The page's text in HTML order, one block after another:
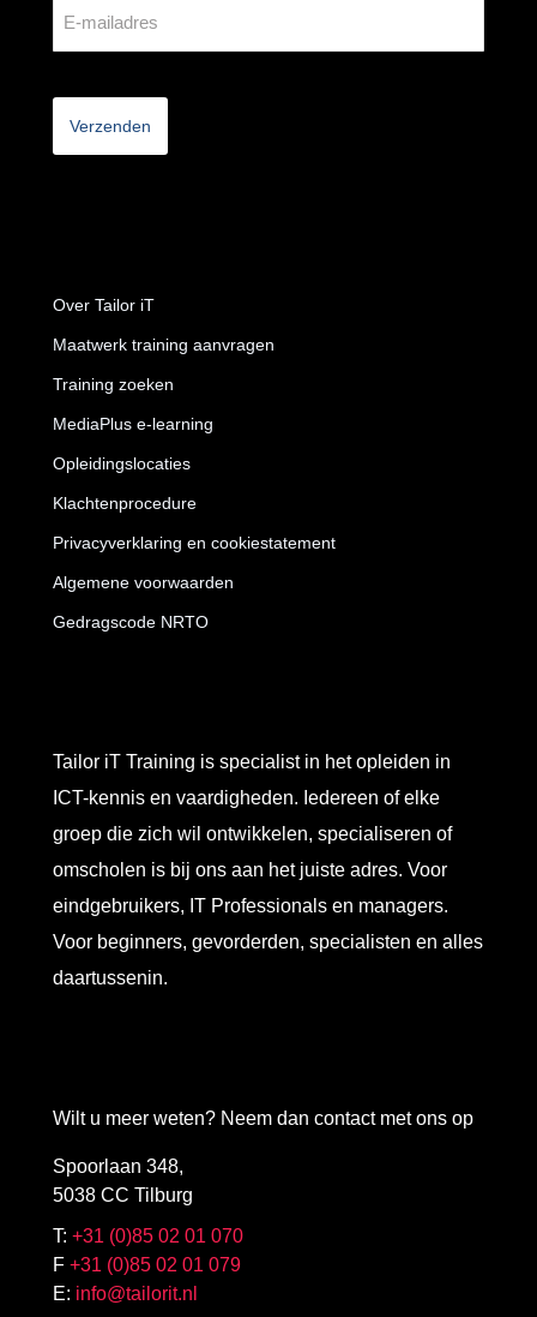
Wilt u meer weten? Neem dan contact met ons op
Spoorlaan 348,
5038 CC Tilburg
T: +31 (0)85 02 01 070
F +31 (0)85 02 01 079
E: info@tailorit.nl
Tailor iT Training is specialist in het opleiden in
ICT-kennis en vaardigheden. Iedereen of elke
groep die zich wil ontwikkelen, specialiseren of
omscholen is bij ons aan het juiste adres. Voor
eindgebruikers, IT Professionals en managers.
Voor beginners, gevorderden, specialisten en alles
daartussenin.
Over Tailor iT
Maatwerk training aanvragen
Training zoeken
MediaPlus e-learning
Opleidingslocaties
Klachtenprocedure
Privacyverklaring en cookiestatement
Algemene voorwaarden
Gedragscode NRTO